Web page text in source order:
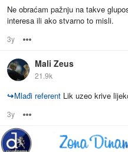
Ne obraćam pažnju na takve
interesa ili ako stvarno to misli.
3y
Mali Zeus
21.9k
↪Mlađi referent Lik uzeo krive
3y